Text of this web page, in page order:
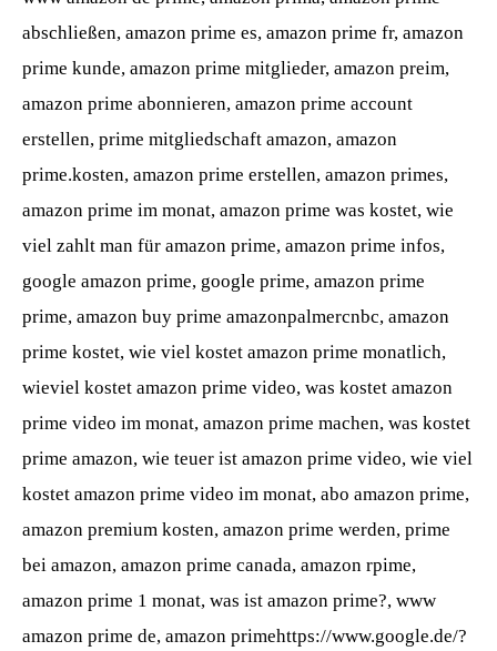
abschließen, amazon prime es, amazon prime fr, amazon
prime kunde, amazon prime mitglieder, amazon preim,
amazon prime abonnieren, amazon prime account
erstellen, prime mitgliedschaft amazon, amazon
prime.kosten, amazon prime erstellen, amazon primes,
amazon prime im monat, amazon prime was kostet, wie
viel zahlt man für amazon prime, amazon prime infos,
google amazon prime, google prime, amazon prime
prime, amazon buy prime amazonpalmercnbc, amazon
prime kostet, wie viel kostet amazon prime monatlich,
wieviel kostet amazon prime video, was kostet amazon
prime video im monat, amazon prime machen, was kostet
prime amazon, wie teuer ist amazon prime video, wie viel
kostet amazon prime video im monat, abo amazon prime,
amazon premium kosten, amazon prime werden, prime
bei amazon, amazon prime canada, amazon rpime,
amazon prime 1 monat, was ist amazon prime?, www
amazon prime de, amazon primehttps://www.google.de/?